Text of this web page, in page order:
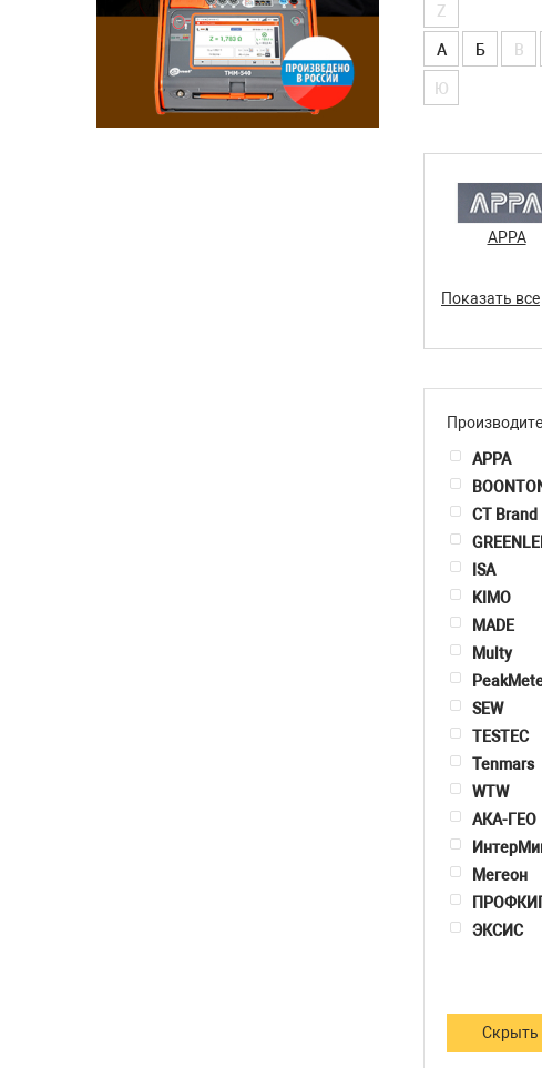
Z
А Б В
Ю
APPA
Показать все
APPA
CT Brand
ISA
KIMO
MADE
Multy
SEW
TESTEC
Tenmars
WTW
АКА-ГЕО
Мегеон
ЭКСИС
Скрыть